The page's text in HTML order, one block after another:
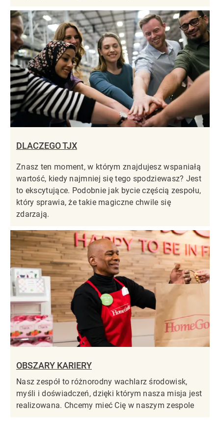
DLACZEGO TJX
Znasz ten moment, w którym znajdujesz wspaniałą
wartość, kiedy najmniej się tego spodziewasz? Jest
to ekscytujące. Podobnie jak bycie częścią zespołu,
który sprawia, że takie magiczne chwile się
zdarzają.
OBSZARY KARIERY
Nasz zespół to różnorodny wachlarz środowisk,
myśli i doświadczeń, dzięki którym nasza misja jest
realizowana. Chcemy mieć Cię w naszym zespole